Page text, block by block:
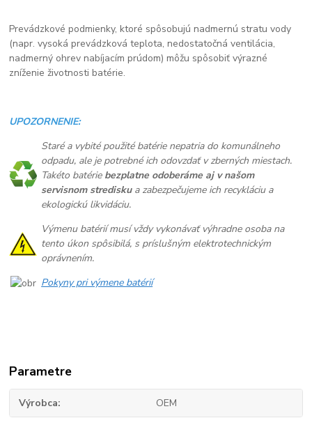
Prevádzkové podmienky, ktoré spôsobujú nadmernú stratu vody
(napr. vysoká prevádzková teplota, nedostatočná ventilácia,
nadmerný ohrev nabíjacím prúdom) môžu spôsobiť výrazné
zníženie životnosti batérie.
UPOZORNENIE:
Staré a vybité použité batérie nepatria do komunálneho
odpadu, ale je potrebné ich odovzdať v zberných miestach.
Takéto batérie bezplatne odoberáme aj v našom
servisnom strediskua zabezpečujeme ich recykláciu a
ekologickú likvidáciu.
Výmenu batérií musí vždy vykonávať výhradne osoba na
tento úkon spôsibilá, s príslušným elektrotechnickým
oprávnením.
Pokyny pri výmene batérií
Parametre
Výrobca OEM